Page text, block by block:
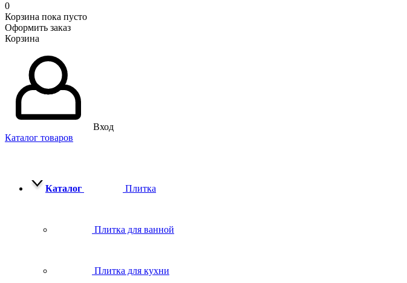
0
Корзина пока пусто
Оформить заказ
Корзина
Вход
Каталог товаров
Каталог Плитка
Плитка для ванной
Плитка для кухни